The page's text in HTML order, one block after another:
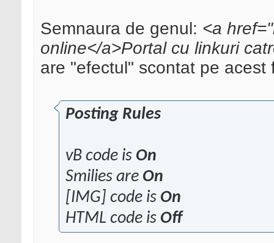
Semnaura de genul: <a
online</a>Portal cu linkuri
are "efectul" scontat pe acest
Posting Rules
vB code is On
Smilies are On
[IMG] code is On
HTML code is Off